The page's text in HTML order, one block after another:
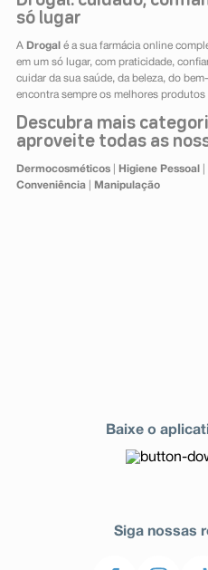
só lugar
A Drogal é a sua farmácia online
em um só lugar, com praticidade,
cuidar da sua saúde, da beleza, do
encontra sempre os melhores produtos
Descubra mais
aproveite todas as
Dermocosméticos| Higiene Pessoal
Conveniência| Manipulação
Baixe o
Siga nossas